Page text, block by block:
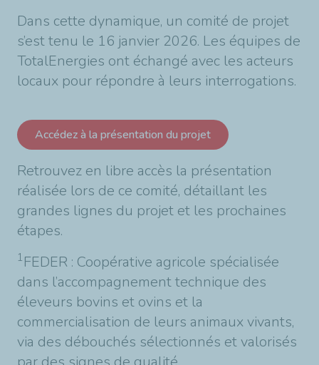
Dans cette dynamique, un comité de projet
s’est tenu le 16 janvier 2026. Les équipes de
TotalEnergies ont échangé avec les acteurs
locaux pour répondre à leurs interrogations.
Accédez à la présentation du projet
Retrouvez en libre accès la présentation
réalisée lors de ce comité, détaillant les
grandes lignes du projet et les prochaines
étapes.
1 FEDER : Coopérative agricole spécialisée
dans l’accompagnement technique des
éleveurs bovins et ovins et la
commercialisation de leurs animaux vivants,
via des débouchés sélectionnés et valorisés